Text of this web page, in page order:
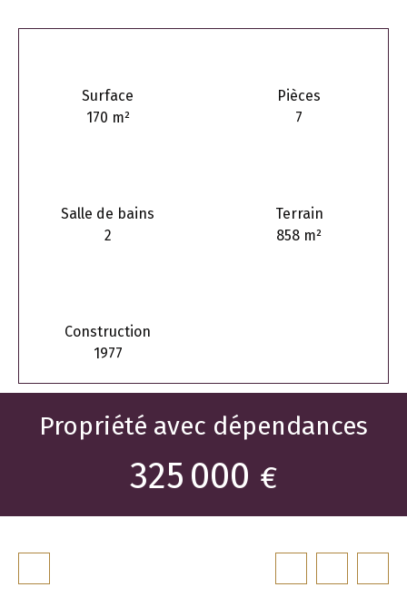
Surface
170 m²
Pièces
7
Salle de bains
2
Terrain
858 m²
Construction
1977
Propriété avec dépendances
325 000 €